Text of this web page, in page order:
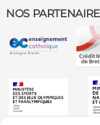
NOS